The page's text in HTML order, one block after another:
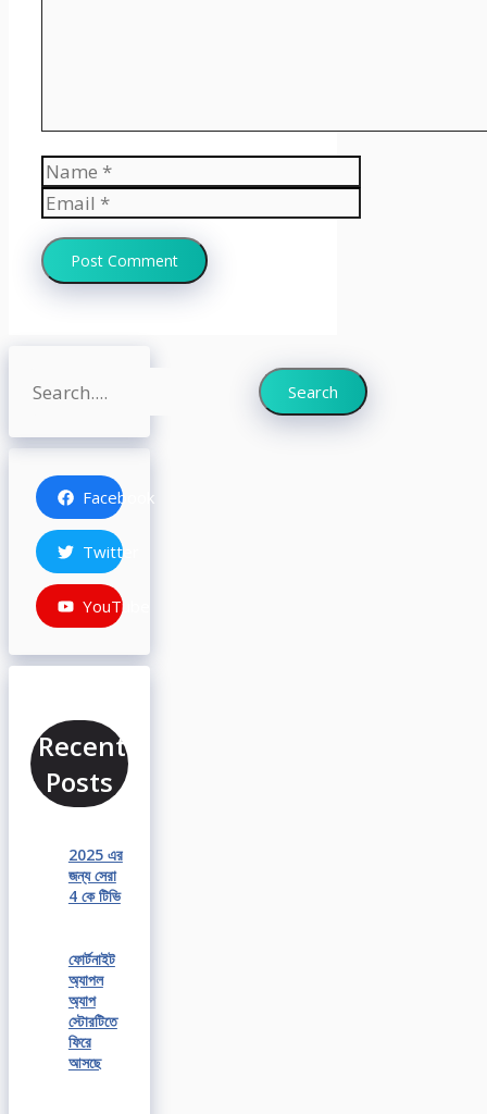
Name
Email
Search
Facebook
Twitter
YouTube
Recent
Posts
2025 এর
জন্য সেরা
4 কে টিভি
ফোর্টনাইট
অ্যাপল
অ্যাপ
স্টোরটিতে
ফিরে
আসছে